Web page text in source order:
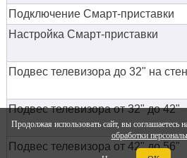
Продолжая использовать сайт, вы соглашаетесь
обработки
Подключение Смарт-приставки
Настройка Смарт-приставки
Подвес телевизора до 32" на
Подвес телевизора от 32" до 42"
Подвес телевизора от 42" до 56"